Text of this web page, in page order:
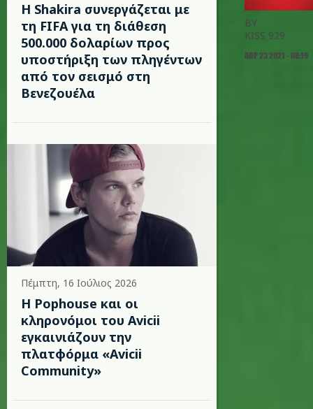
Η Shakira συνεργάζεται με
τη FIFA για τη διάθεση
500.000 δολαρίων προς
υποστήριξη των πληγέντων
από τον σεισμό στη
Βενεζουέλα
Πέμπτη, 16 Ιούλιος 2026
Η Pophouse και οι
κληρονόμοι του Avicii
εγκαινιάζουν την
πλατφόρμα «Avicii
Community»
BY
KISS 929
ΑΠΡ 23 2021 - 08:19